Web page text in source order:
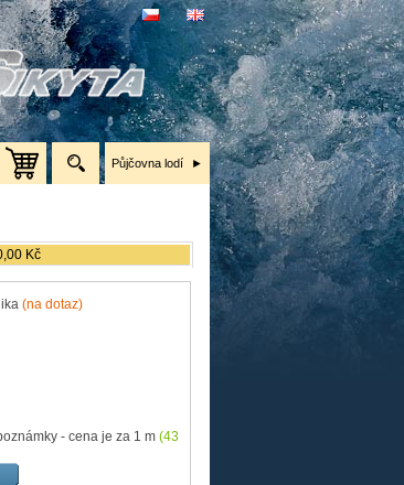
Půjčovna lodí
Kč
(na dotaz)
- cena je za 1 m (43